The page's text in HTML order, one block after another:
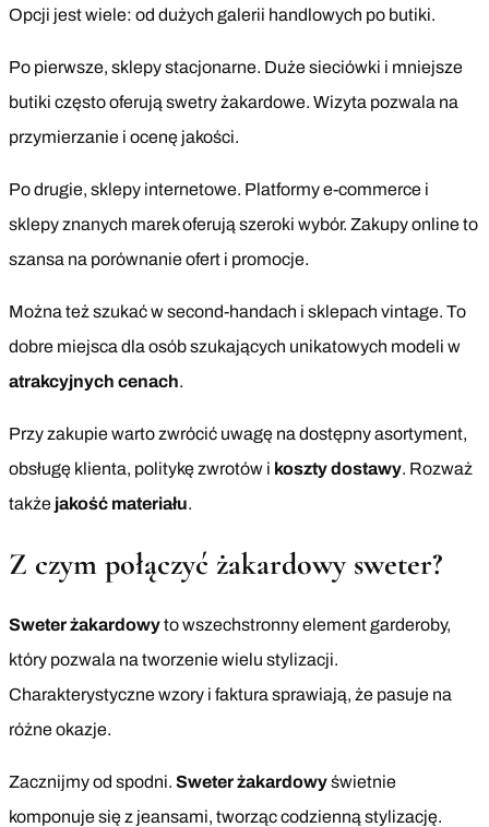
Opcji jest wiele: od dużych galerii handlowych po butiki.
Po pierwsze, sklepy stacjonarne. Duże sieciówki i mniejsze
butiki często oferują swetry żakardowe. Wizyta pozwala na
przymierzanie i ocenę jakości.
Po drugie, sklepy internetowe. Platformy e-commerce i
sklepy znanych marek oferują szeroki wybór. Zakupy online to
szansa na porównanie ofert i promocje.
Można też szukać w second-handach i sklepach vintage. To
dobre miejsca dla osób szukających unikatowych modeli w
atrakcyjnych cenach.
Przy zakupie warto zwrócić uwagę na dostępny asortyment,
obsługę klienta, politykę zwrotów i koszty dostawy. Rozważ
także jakość materiału.
Z czym połączyć żakardowy sweter?
Sweter żakardowyto wszechstronny element garderoby,
który pozwala na tworzenie wielu stylizacji.
Charakterystyczne wzory i faktura sprawiają, że pasuje na
różne okazje.
Zacznijmy od spodni. Sweter żakardowyświetnie
komponuje się z jeansami, tworząc codzienną stylizację.